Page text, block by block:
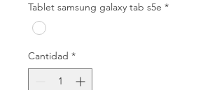
Tablet samsung galaxy tab s5e *
Cantidad *